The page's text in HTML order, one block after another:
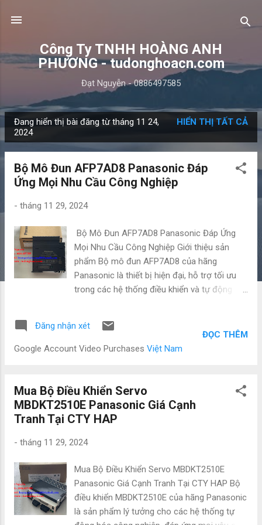
Công Ty TNHH HOÀNG ANH
PHƯƠNG - tudonghoacn.com
Đạt Nguyễn - 0886497585
à
Đang hiển thị bài đăng từ tháng 11 24,
2024
HIỂN THỊ TẤT CẢ
Bộ Mô Đun AFP7AD8 Panasonic Đáp
Ứng Mọi Nhu Cầu Công Nghiệp
- tháng 11 29, 2024
Bộ Mô Đun AFP7AD8 Panasonic Đáp Ứng
Mọi Nhu Cầu Công Nghiệp Giới thiệu sản
phẩm Bộ mô đun AFP7AD8 của hãng
Panasonic là thiết bị hiện đại, hỗ trợ tối ưu
trong các hệ thống điều khiển và tự động
đa dạng trong các ứng dụng như giám sát,
điều khiển thiết bị và quản lý dữ liệu. Thông
8 kênh Độ chính xác : ±0.1% Dải đo tín hiệu
đầu vào : 0–10V, 4–20mA Tốc độ chuyển đổi
: 25ms/chu kỳ Kích thước : 25mm x 90mm x
phẩm Độ chính xác cao : Đảm bảo dữ liệu đo
độ chuẩn xác lớn. Thiết kế linh hoạt : Dễ dàng
tích hợp vào các hệ thống PLC hiện có. Hiệu
suất vượt trội : Thời gian phản hồi nhanh,
đảm bảo hoạt động ổn định trong mọi điều
Đăng nhận xét
Google Account Video Purchases Việt Nam
ĐỌC THÊM
Mua Bộ Điều Khiển Servo
MBDKT2510E Panasonic Giá Cạnh
Tranh Tại CTY HAP
- tháng 11 29, 2024
Mua Bộ Điều Khiển Servo MBDKT2510E
Panasonic Giá Cạnh Tranh Tại CTY HAP Bộ
điều khiển MBDKT2510E của hãng Panasonic
là sản phẩm lý tưởng cho các hệ thống tự